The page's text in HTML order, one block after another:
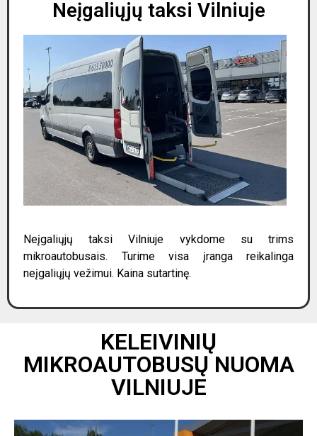
Neįgaliųjų taksi Vilniuje
Neįgaliųjų taksi Vilniuje vykdome su trims
mikroautobusais. Turime visa įranga reikalinga
neįgaliųjų vežimui. Kaina sutartinę.
KELEIVINIŲ
MIKROAUTOBUSŲ NUOMA
VILNIUJE